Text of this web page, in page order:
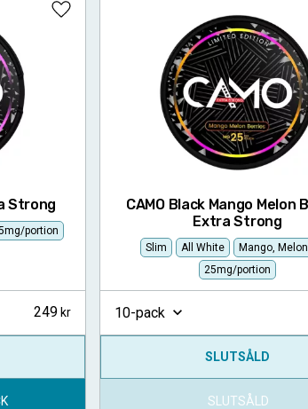
Strong
portion
Lägg till i favoriter
249
CAMO Black Mango Melon
Extra Strong
Slim All White
Mango,
25mg/portion
10-pack
SLUTSÅLD
SLUTSÅLD